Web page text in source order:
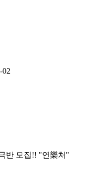
02
반 모집!! "연樂처"